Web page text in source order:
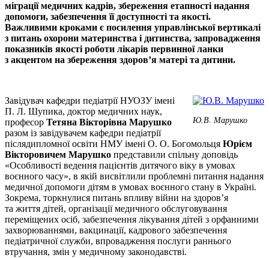
міграції медичних кадрів, збереження етапності надання
допомоги, забезпечення її доступності та якості.
Важливими кроками є посилення управлінської вертикалі
з питань охорони материнства і дитинства, запрова­дження
показників якості роботи лікарів первинної ланки
з акцентом на збереження здоров’я матері та дитини.
Ю.В. Марушко
Завідувач кафедри педіатрії НУОЗУ імені
П. Л. Шупика, доктор медичних наук,
професор Тетяна Вікторівна Марушко
разом із завідувачем кафедри педіатрії
післядипломної освіти НМУ імені О. О. Богомольця Юрієм
Вікторовичем Марушко представили спільну доповідь
«Особливості ведення пацієнтів дитячого віку в умовах
воєнного часу», в якій висвітлили проблемні питання надання
медичної допомоги дітям в умовах воєнного стану в Україні.
Зокрема, торкнулися питань впливу війни на здоров’я
та життя дітей, організації медичного обслуговування
переміщених осіб, забезпечення лікування дітей з орфанними
захворюваннями, вакцинації, кадрового забезпечення
педіатричної служби, впрова­дження послуги раннього
втручання, змін у медичному законодавстві.